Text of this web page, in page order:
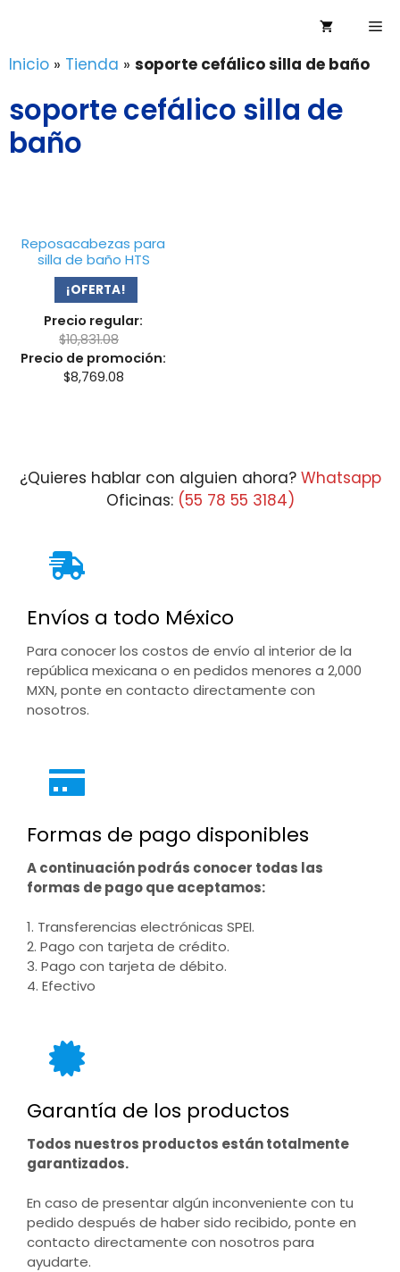
contenido
Inicio » Tienda » soporte cefálico silla de baño
soporte cefálico silla de
baño
Reposacabezas para
silla de baño HTS
¡OFERTA!
Precio regular:
$10,831.08
Precio de promoción:
$8,769.08
¿Quieres hablar con alguien ahora? Whatsapp
Oficinas: (55 78 55 3184)
Envíos a todo México
Para conocer los costos de envío al interior de la
república mexicana o en pedidos menores a 2,000
MXN, ponte en contacto directamente con
nosotros.
Formas de pago disponibles
A continuación podrás conocer todas las
formas de pago que aceptamos:
1. Transferencias electrónicas SPEI.
2. Pago con tarjeta de crédito.
3. Pago con tarjeta de débito.
4. Efectivo
Garantía de los productos
Todos nuestros productos están totalmente
garantizados.
En caso de presentar algún inconveniente con tu
pedido después de haber sido recibido, ponte en
contacto directamente con nosotros para
ayudarte.